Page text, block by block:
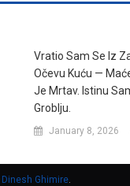
Vratio Sam Se Iz
Očevu Kuću —
Je Mrtav. Istinu
Groblju.
January 8, 2026
Dinesh Ghimire